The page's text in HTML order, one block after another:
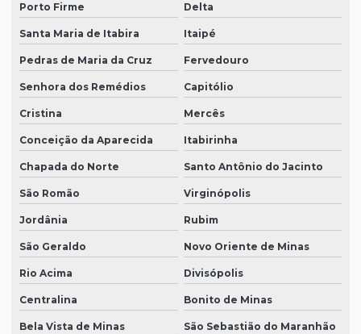
Porto Firme Delta
Santa Maria de Itabira Itaipé
Pedras de Maria da Cruz Fervedouro
Senhora dos Remédios Capitólio
Cristina Mercês
Conceição da Aparecida Itabirinha
Chapada do Norte Santo Antônio do Jacinto
São Romão Virginópolis
Jordânia Rubim
São Geraldo Novo Oriente de Minas
Rio Acima Divisópolis
Centralina Bonito de Minas
Bela Vista de Minas São Sebastião do Maranhão